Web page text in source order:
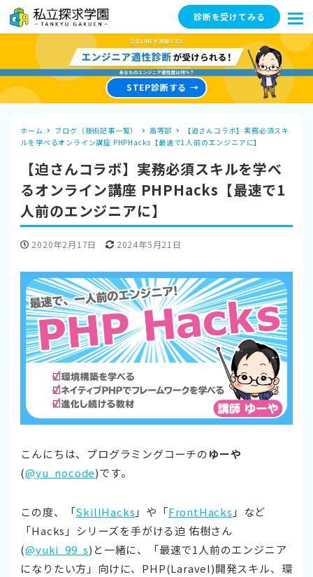
診断を受けてみる
STEP診断する
ホーム ブログ（技術記事一覧） 高等部
【迫さんコラボ】実務必須スキ
ルを学べるオンライン講座 PHPHacks【最速で1人前のエンジニアに】
【迫さんコラボ】実務必須スキルを学べ
るオンライン講座 PHPHacks【最速で1
人前のエンジニアに】
投稿日
2020年2月17日 更新日
2024年5月21日
こんにちは、プログラミングコーチのゆーや
(@yu_nocode)です。
この度、「SkillHacks 」や「FrontHacks 」など
「Hacks」シリーズを手がける迫 佑樹さん
(@yuki_99_s)と一緒に、「最速で1人前のエンジニア
になりたい方」向けに、PHP(Laravel)開発スキル、環